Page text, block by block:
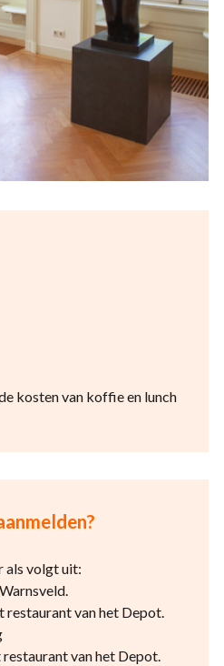
kosten van koffie en lunch
als volgt uit:
restaurant van het Depot.
restaurant van het Depot.